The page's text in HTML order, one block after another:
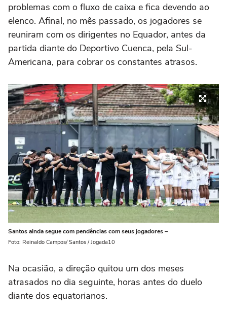
problemas com o fluxo de caixa e fica devendo ao
elenco. Afinal, no mês passado, os jogadores se
reuniram com os dirigentes no Equador, antes da
partida diante do Deportivo Cuenca, pela Sul-
Americana, para cobrar os constantes atrasos.
Santos ainda segue com pendências com seus jogadores –
Foto: Reinaldo Campos/ Santos / Jogada10
Na ocasião, a direção quitou um dos meses
atrasados no dia seguinte, horas antes do duelo
diante dos equatorianos.